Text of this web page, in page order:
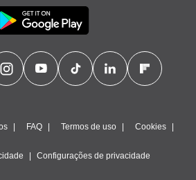
FAQ Termos de uso Cookies
Configurações de privacidade